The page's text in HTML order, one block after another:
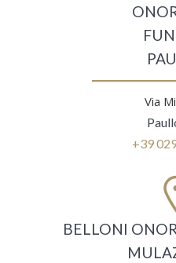
Via
+39
BELLONI